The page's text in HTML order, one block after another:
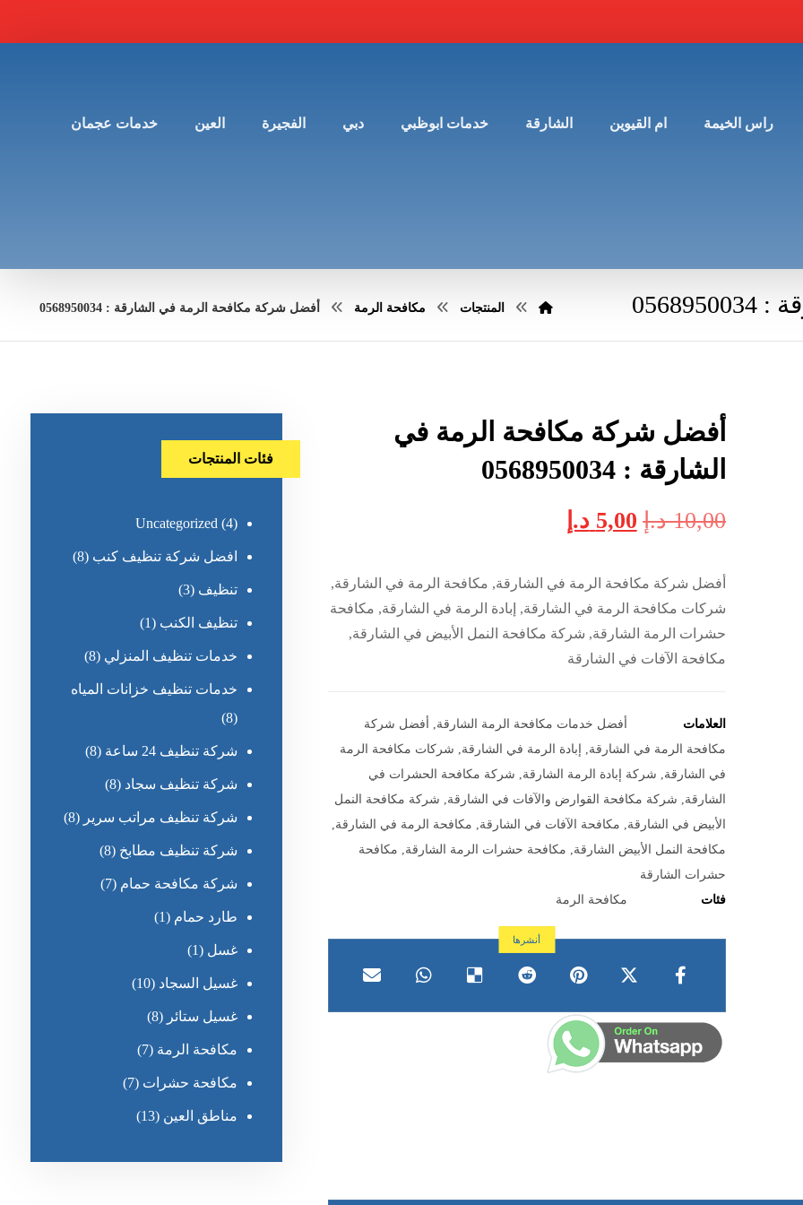
راس الخيمة ام القيوين الشارقة خدمات ابوظبي دبي الفجيرة العين خدمات عجمان
المنتجات مكافحة الرمة أفضل شركة مكافحة الرمة في الشارقة : 0568950034
أفضل شركة مكافحة الرمة في
الشارقة : 0568950034
10,00 د.إ 5,00 د.إ
أفضل شركة مكافحة الرمة في الشارقة, مكافحة الرمة في الشارقة,
شركات مكافحة الرمة في الشارقة, إبادة الرمة في الشارقة, مكافحة
حشرات الرمة الشارقة, شركة مكافحة النمل الأبيض في الشارقة,
مكافحة الآفات في الشارقة
العلامات أفضل خدمات مكافحة الرمة الشارقة
أفضل شركة
مكافحة الرمة في الشارقة
إبادة الرمة في الشارقة
شركات مكافحة الرمة
في الشارقة
شركة إبادة الرمة الشارقة
شركة مكافحة الحشرات في
الشارقة
شركة مكافحة القوارض والآفات في الشارقة
شركة مكافحة النمل
الأبيض في الشارقة
مكافحة الآفات في الشارقة مكافحة الرمة في الشارقة
مكافحة النمل الأبيض الشارقة
مكافحة حشرات الرمة الشارقة
مكافحة
حشرات الشارقة
فئات
مكافحة الرمة
فئات المنتجات
Uncategorized (4)
افضل شركة تنظيف كنب (8)
تنظيف (3)
تنظيف الكنب (1)
خدمات تنظيف المنزلي (8)
خدمات تنظيف خزانات المياه
(8)
شركة تنظيف 24 ساعة (8)
شركة تنظيف سجاد (8)
شركة تنظيف مراتب سرير (8)
شركة تنظيف مطابخ (8)
شركة مكافحة حمام (7)
طارد حمام (1)
غسل (1)
غسيل السجاد (10)
غسيل ستائر (8)
مكافحة الرمة (7)
مكافحة حشرات (7)
مناطق العين (13)